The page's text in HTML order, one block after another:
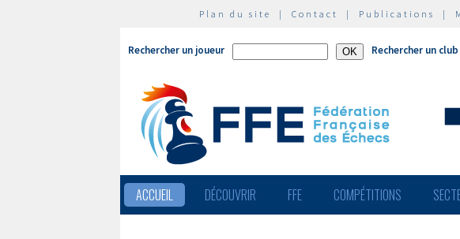
Plan du site | Contact | Publications |
Rechercher un joueur Rechercher un club
ACCUEIL DÉCOUVRIR FFE COMPÉTITIONS